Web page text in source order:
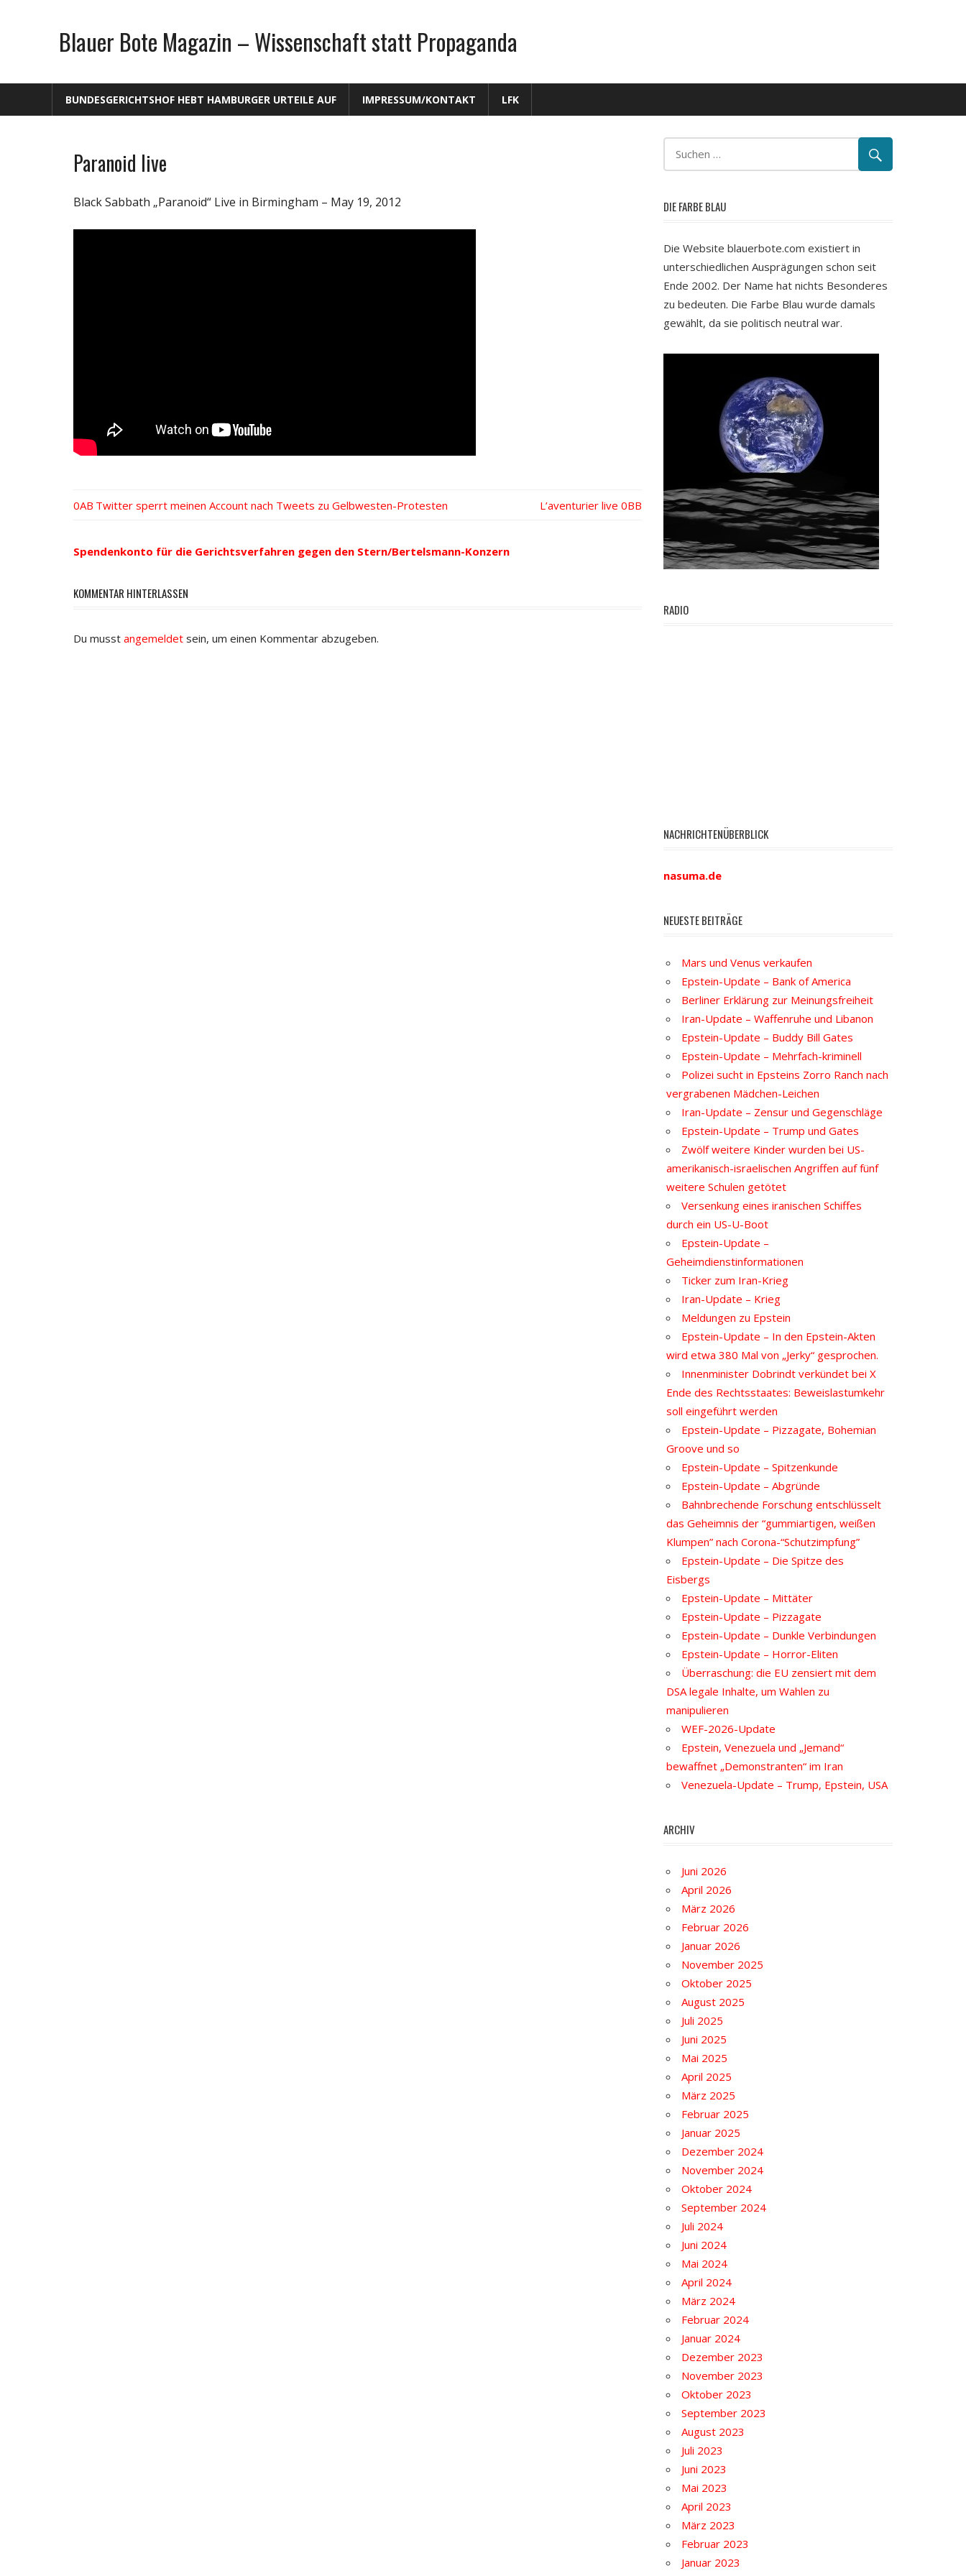
Blauer Bote Magazin – Wissenschaft statt Propaganda
BUNDESGERICHTSHOF HEBT HAMBURGER URTEILE AUF IMPRESSUM/KONTAKT LFK
Unterhaltung
Paranoid live
Black Sabbath „Paranoid“ Live in Birmingham – May 19, 2012
Navigation
Vorheriger
Twitter sperrt meinen Account nach Tweets zu Gelbwesten-Protesten
Nächster
L’aventurier live
Spendenkonto für die Gerichtsverfahren gegen den Stern/Bertelsmann-Konzern
KOMMENTAR HINTERLASSEN
Du musst angemeldet sein, um einen Kommentar abzugeben.
DIE FARBE BLAU
Die Website blauerbote.com existiert in
unterschiedlichen Ausprägungen schon seit
Ende 2002. Der Name hat nichts Besonderes
zu bedeuten. Die Farbe Blau wurde damals
gewählt, da sie politisch neutral war.
RADIO
NACHRICHTENÜBERBLICK
nasuma.de
NEUESTE BEITRÄGE
Mars und Venus verkaufen
Epstein-Update – Bank of America
Berliner Erklärung zur Meinungsfreiheit
Iran-Update – Waffenruhe und Libanon
Epstein-Update – Buddy Bill Gates
Epstein-Update – Mehrfach-kriminell
Polizei sucht in Epsteins Zorro Ranch nach
vergrabenen Mädchen-Leichen
Iran-Update – Zensur und Gegenschläge
Epstein-Update – Trump und Gates
Zwölf weitere Kinder wurden bei US-
amerikanisch-israelischen Angriffen auf fünf
weitere Schulen getötet
Versenkung eines iranischen Schiffes
durch ein US-U-Boot
Epstein-Update –
Geheimdienstinformationen
Ticker zum Iran-Krieg
Iran-Update – Krieg
Meldungen zu Epstein
Epstein-Update – In den Epstein-Akten
wird etwa 380 Mal von „Jerky“ gesprochen.
Innenminister Dobrindt verkündet bei X
Ende des Rechtsstaates: Beweislastumkehr
soll eingeführt werden
Epstein-Update – Pizzagate, Bohemian
Groove und so
Epstein-Update – Spitzenkunde
Epstein-Update – Abgründe
Bahnbrechende Forschung entschlüsselt
das Geheimnis der “gummiartigen, weißen
Klumpen” nach Corona-“Schutzimpfung”
Epstein-Update – Die Spitze des
Eisbergs
Epstein-Update – Mittäter
Epstein-Update – Pizzagate
Epstein-Update – Dunkle Verbindungen
Epstein-Update – Horror-Eliten
Überraschung: die EU zensiert mit dem
DSA legale Inhalte, um Wahlen zu
manipulieren
WEF-2026-Update
Epstein, Venezuela und „Jemand“
bewaffnet „Demonstranten“ im Iran
Venezuela-Update – Trump, Epstein, USA
ARCHIV
Juni 2026
April 2026
März 2026
Februar 2026
Januar 2026
November 2025
Oktober 2025
August 2025
Juli 2025
Juni 2025
Mai 2025
April 2025
März 2025
Februar 2025
Januar 2025
Dezember 2024
November 2024
Oktober 2024
September 2024
Juli 2024
Juni 2024
Mai 2024
April 2024
März 2024
Februar 2024
Januar 2024
Dezember 2023
November 2023
Oktober 2023
September 2023
August 2023
Juli 2023
Juni 2023
Mai 2023
April 2023
März 2023
Februar 2023
Januar 2023